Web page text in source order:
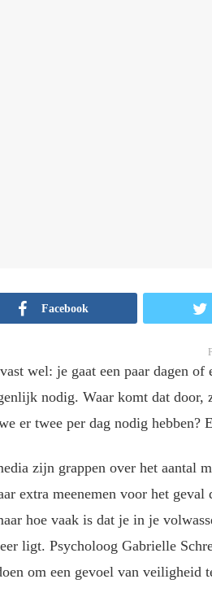
Facebook
wel: je gaat een paar dagen
nodig. Waar komt dat
er twee per dag nodig hebben?
zijn grappen over het aantal
extra meenemen voor het
hoe vaak is dat je in je
ligt. Psycholoog Gabrielle
om een gevoel van veiligheid